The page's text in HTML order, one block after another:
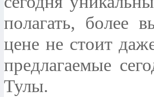
полагать, более
цене не стоит
предлагаемые
Тулы.